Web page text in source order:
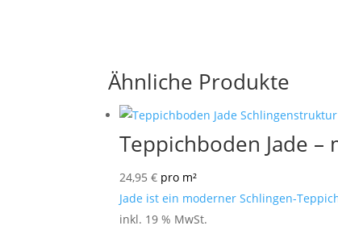
Ähnliche Produkte
Teppichboden Jade
24,95€ pro m²
Jade ist ein moderner Schlingen-
inkl. 19 % MwSt.